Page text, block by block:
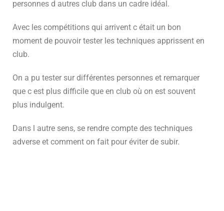
personnes d autres club dans un cadre idéal.
Avec les compétitions qui arrivent c était un bon
moment de pouvoir tester les techniques apprissent en
club.
On a pu tester sur différentes personnes et remarquer
que c est plus difficile que en club où on est souvent
plus indulgent.
Dans l autre sens, se rendre compte des techniques
adverse et comment on fait pour éviter de subir.